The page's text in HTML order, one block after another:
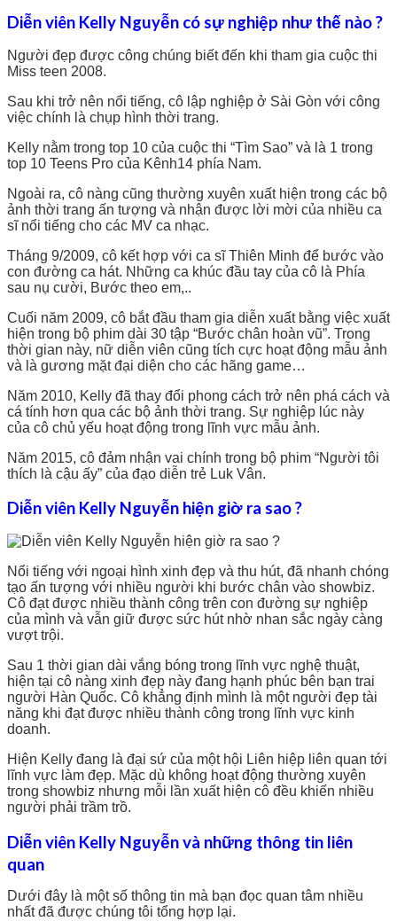
Diễn viên Kelly Nguyễn có sự nghiệp như thế nào ?
Người đẹp được công chúng biết đến khi tham gia cuộc thi
Miss teen 2008.
Sau khi trở nên nổi tiếng, cô lập nghiệp ở Sài Gòn với công
việc chính là chụp hình thời trang.
Kelly nằm trong top 10 của cuộc thi “Tìm Sao” và là 1 trong
top 10 Teens Pro của Kênh14 phía Nam.
Ngoài ra, cô nàng cũng thường xuyên xuất hiện trong các bộ
ảnh thời trang ấn tượng và nhận được lời mời của nhiều ca
sĩ nổi tiếng cho các MV ca nhạc.
Tháng 9/2009, cô kết hợp với ca sĩ Thiên Minh để bước vào
con đường ca hát. Những ca khúc đầu tay của cô là Phía
sau nụ cười, Bước theo em,..
Cuối năm 2009, cô bắt đầu tham gia diễn xuất bằng việc xuất
hiện trong bộ phim dài 30 tập “Bước chân hoàn vũ”. Trong
thời gian này, nữ diễn viên cũng tích cực hoạt động mẫu ảnh
và là gương mặt đại diện cho các hãng game…
Năm 2010, Kelly đã thay đổi phong cách trở nên phá cách và
cá tính hơn qua các bộ ảnh thời trang. Sự nghiệp lúc này
của cô chủ yếu hoạt động trong lĩnh vực mẫu ảnh.
Năm 2015, cô đảm nhận vai chính trong bộ phim “Người tôi
thích là cậu ấy” của đạo diễn trẻ Luk Vân.
Diễn viên Kelly Nguyễn hiện giờ ra sao ?
Nổi tiếng với ngoại hình xinh đẹp và thu hút, đã nhanh chóng
tạo ấn tượng với nhiều người khi bước chân vào showbiz.
Cô đạt được nhiều thành công trên con đường sự nghiệp
của mình và vẫn giữ được sức hút nhờ nhan sắc ngày càng
vượt trội.
Sau 1 thời gian dài vắng bóng trong lĩnh vực nghệ thuật,
hiện tại cô nàng xinh đẹp này đang hạnh phúc bên bạn trai
người Hàn Quốc. Cô khẳng định mình là một người đẹp tài
năng khi đạt được nhiều thành công trong lĩnh vực kinh
doanh.
Hiện Kelly đang là đại sứ của một hội Liên hiệp liên quan tới
lĩnh vực làm đẹp. Mặc dù không hoạt động thường xuyên
trong showbiz nhưng mỗi lần xuất hiện cô đều khiến nhiều
người phải trầm trồ.
Diễn viên Kelly Nguyễn và những thông tin liên
quan
Dưới đây là một số thông tin mà bạn đọc quan tâm nhiều
nhất đã được chúng tôi tổng hợp lại.